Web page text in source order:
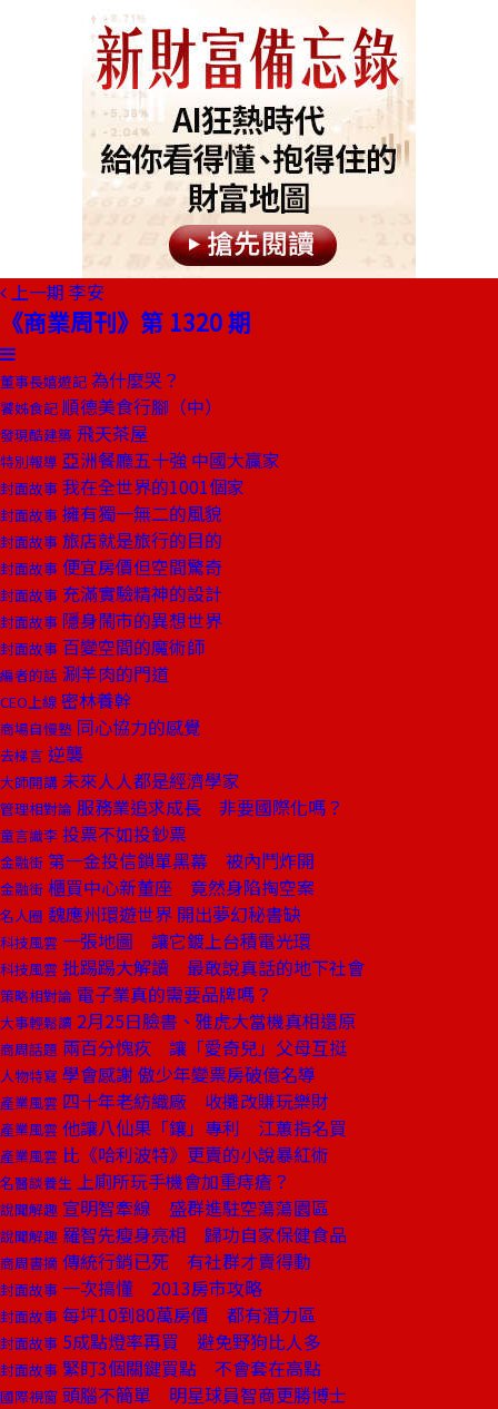
上一期 李安
《商業周刊》第 1320 期
董事長嬉遊記 為什麼哭？
饕姊食記 順德美食行腳（中）
發現酷建築 飛天茶屋
特別報導 亞洲餐廳五十強 中國大贏家
封面故事 我在全世界的1001個家
封面故事 擁有獨一無二的風貌
封面故事 旅店就是旅行的目的
封面故事 便宜房價但空間驚奇
封面故事 充滿實驗精神的設計
封面故事 隱身鬧市的異想世界
封面故事 百變空間的魔術師
編者的話 涮羊肉的門道
CEO上線 密林養幹
商場自慢塾 同心協力的感覺
去梯言 逆襲
大師開講 未來人人都是經濟學家
管理相對論 服務業追求成長 非要國際化嗎？
童言識李 投票不如投鈔票
金融街 第一金投信鎖單黑幕 被內鬥炸開
金融街 櫃買中心新董座 竟然身陷掏空案
名人圈 魏應州環遊世界 開出夢幻秘書缺
科技風雲 一張地圖 讓它鍍上台積電光環
科技風雲 批踢踢大解讀 最敢說真話的地下社會
策略相對論 電子業真的需要品牌嗎？
大事輕鬆讀 2月25日臉書、雅虎大當機真相還原
商周話題 兩百分愧疚 讓「愛奇兒」父母互挺
人物特寫 學會感謝 傲少年變票房破億名導
產業風雲 四十年老紡織廠 收攤改賺玩樂財
產業風雲 他讓八仙果「鑲」專利 江蕙指名買
產業風雲 比《哈利波特》更賣的小說暴紅術
名醫談養生 上廁所玩手機會加重痔瘡？
說聞解趣 宣明智牽線 盛群進駐空蕩蕩園區
說聞解趣 羅智先瘦身亮相 歸功自家保健食品
商周書摘 傳統行銷已死 有社群才賣得動
封面故事 一次搞懂 2013房市攻略
封面故事 每坪10到80萬房價 都有潛力區
封面故事 5成點燈率再買 避免野狗比人多
封面故事 緊盯3個關鍵買點 不會套在高點
國際視窗 頭腦不簡單 明星球員智商更勝博士